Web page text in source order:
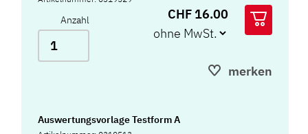
Anzahl CHF 16.00
merken
Auswertungsvorlage Testform A